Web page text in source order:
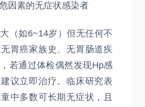
因素的无症状感染者
（如6~14岁）但无任何不
胃癌家族史、无胃肠道疾
若通过体检偶然发现Hp感
议立即治疗。临床研究表
中多数可长期无症状，且